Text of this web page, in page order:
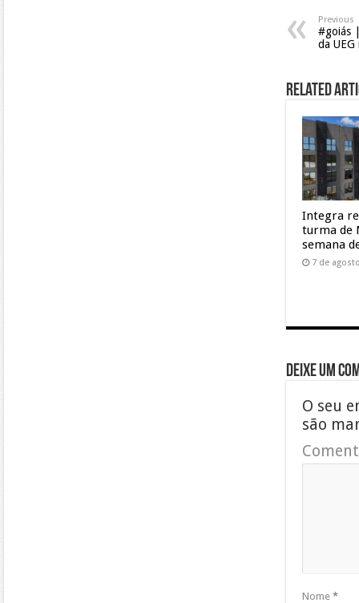
Previous
#goiás
da
Related
Integra
turma de
semana
7 de
Deixe um
O seu
são
Nome *